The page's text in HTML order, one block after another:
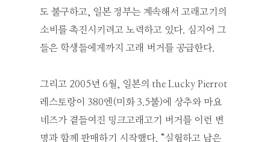
도 불구하고, 일본 정부는 계속해서 고래고기의
소비를 촉진시키려고 노력하고 있다. 심지어 그
들은 학생들에게까지 고래 버거를 공급한다.
그리고 2005년 6월, 일본의 the Lucky Pierrot
레스토랑이 380엔(미화 3.5불)에 상추와 마요
네즈가 곁들여진 밍크고래고기 버거를 이런 변
명과 함께 판매하기 시작했다. “실험하고 남은